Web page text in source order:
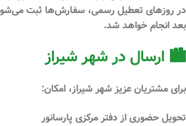
درروزهای تعطیل رسمی، سفارش‌ها ثبت
بعد انجام خواهد شد.
🏙 ارسال در شهر شیراز
برای مشتریان عزیزشهر شیراز، امکان:
تحویلحضوری از دفتر مرکزی پارسانور